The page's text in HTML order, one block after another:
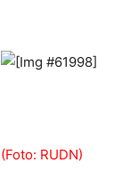
(Foto: RUDN)